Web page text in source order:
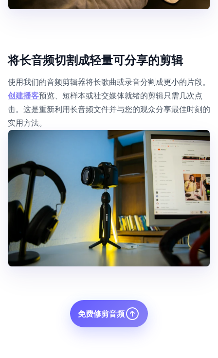
将长音频切割成轻量可分享的剪辑
使用我们的音频剪辑器将长歌曲或录音分割成更小的片段。
创建播客预览、短样本或社交媒体就绪的剪辑只需几次点
击。这是重新利用长音频文件并与您的观众分享最佳时刻的
实用方法。
免费修剪音频